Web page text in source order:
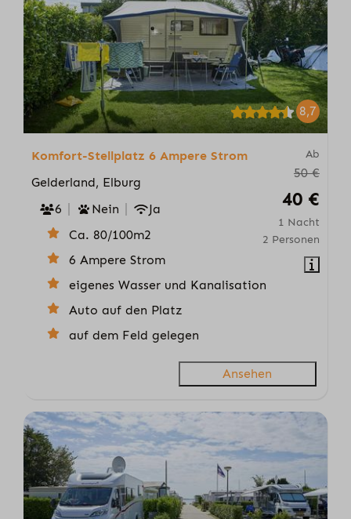
8,7
Ab
50 €
40 €
1 Nacht
2 Personen
Komfort-Stellplatz 6 Ampere Strom
Gelderland, Elburg
6
Nein
Ja
Ca. 80/100m2
6 Ampere Strom
eigenes Wasser und Kanalisation
Auto auf den Platz
auf dem Feld gelegen
Ansehen